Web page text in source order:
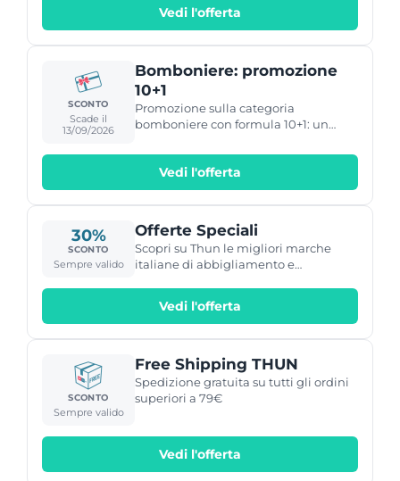
Vedi l'offerta
SCONTO
Scade il
13/09/2026
Bomboniere: promozione
10+1
Promozione sulla categoria
bomboniere con formula 10+1: un
Vedi l'offerta
30%
SCONTO
Sempre valido
Offerte Speciali
Scopri su Thun le migliori marche
italiane di abbigliamento e
risparmiare su complementi d'arredo
veramente esclusivi!
Vedi l'offerta
SCONTO
Sempre valido
Free Shipping THUN
Spedizione gratuita su tutti gli ordini
superiori a 79€
Vedi l'offerta